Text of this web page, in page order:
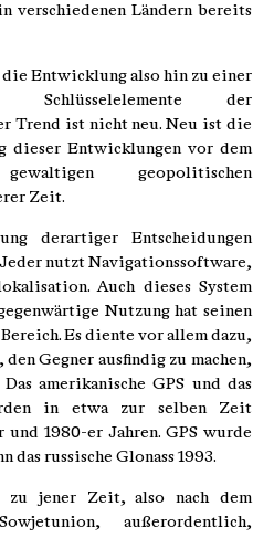
verschiedenen Ländern bereits
die Entwicklung also hin zu einer
Schlüsselelemente der
Trend ist nicht neu. Neu ist die
dieser Entwicklungen vor dem
geopolitischen
Zeit.
derartiger Entscheidungen
nutzt Navigationssoftware,
Auch dieses System
Nutzung hat seinen
Es diente vor allem dazu,
Gegner ausfindig zu machen,
amerikanische GPS und das
in etwa zur selben Zeit
1980-er Jahren. GPS wurde
das russische Glonass 1993.
zu jener Zeit, also nach dem
außerordentlich,